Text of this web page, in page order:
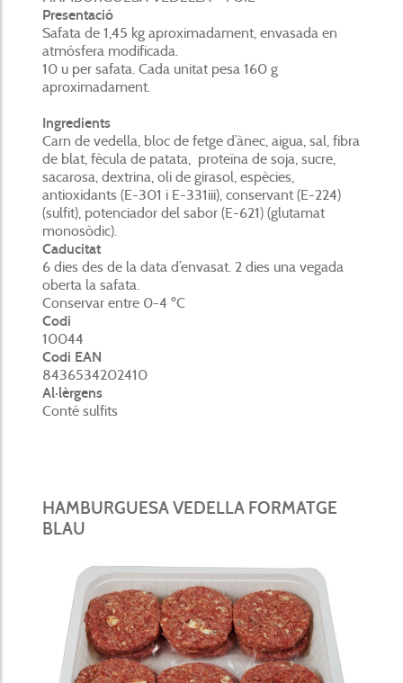
Presentació
Safata de 1,45 kg aproximadament, envasada en
atmósfera modificada.
10 u per safata. Cada unitat pesa 160 g
aproximadament.
Ingredients
Carn de vedella, bloc de fetge d’ànec, aigua, sal, fibra
de blat, fècula de patata, proteïna de soja, sucre,
sacarosa, dextrina, oli de girasol, espècies,
antioxidants (E-301 i E-331iii), conservant (E-224)
(sulfit), potenciador del sabor (E-621) (glutamat
monosòdic).
Caducitat
6 dies des de la data d’envasat. 2 dies una vegada
oberta la safata.
Conservar entre 0-4 ºC
Codi
10044
Codi EAN
8436534202410
Al·lèrgens
Conté sulfits
HAMBURGUESA VEDELLA FORMATGE
BLAU